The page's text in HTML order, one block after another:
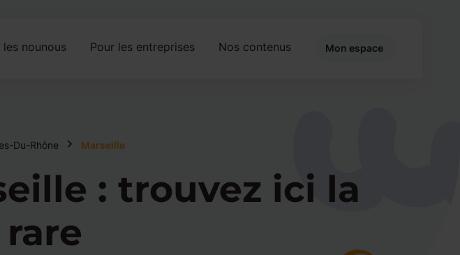
les nounous Pour les entreprises Nos contenus Mon espace
Du-Rhône Marseille
: trouvez ici la